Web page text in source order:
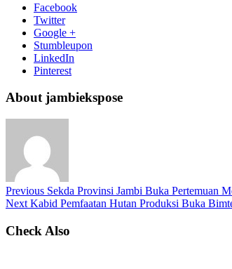
Facebook
Twitter
Google +
Stumbleupon
LinkedIn
Pinterest
About jambiekspose
Previous Sekda Provinsi Jambi Buka Pertemuan
Next Kabid Pemfaatan Hutan Produksi Buka
Check Also